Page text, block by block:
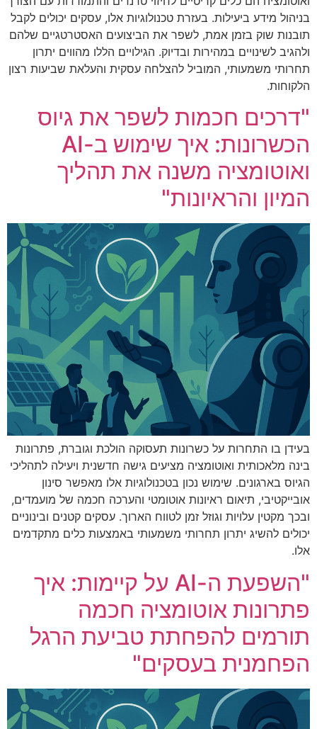
בניהול מידע ביעילות. בעזרת טכנולוגיות אלו, עסקים יכולים לקבל
תובנות שוק בזמן אמת, לשפר את הביצועים האסטרטגיים שלהם
ולהגיב לשינויים במהירות ובדיוק. הגילויים הללו מהווים יתרון
תחרותי משמעותי, המוביל להצלחה עסקית והעלאת שביעות רצון
הלקוחות.
"דרכים חכמות לשפר את גיוס
הכשרונות: איך שימוש ב-AI
ואוטומציה משנה את תהליך
המיון והראיונות"
בעידן בו התחרות על כשרונות תעסוקה הולכת וגוברת, פתרונות
בינה מלאכותית ואוטומציה מציעים גישה חדשנית ויעילה לתהליכי
הגיוס בארגונים. שימוש נכון בטכנולוגיות אלו מאפשר סינון
אובייקטיבי, תיאום ראיונות אוטומטי והערכה חכמה של מועמדים,
ובכך מקטין עלויות וגוזל זמן לטווח הארוך. עסקים קטנים ובינוניים
יכולים להשיג יתרון תחרותי משמעותי באמצעות כלים מתקדמים
אלו.
"השפעת ה-AI על קיימות: איך
פתרונות אוטומציה חכמה
תורמים להפחתת טביעת הרגל
הפחמנית בעסקים"